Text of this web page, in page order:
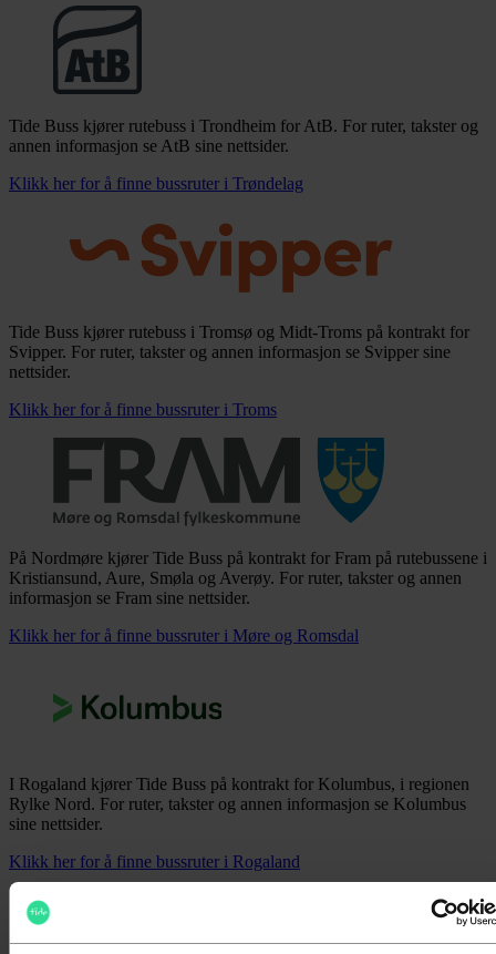
Tide Buss kjører rutebuss i Trondheim for AtB. For ruter, takster og
annen informasjon se AtB sine nettsider.
Klikk her for å finne bussruter i Trøndelag
Tide Buss kjører rutebuss i Tromsø og Midt-Troms på kontrakt for
Svipper. For ruter, takster og annen informasjon se Svipper sine
nettsider.
Klikk her for å finne bussruter i Troms
På Nordmøre kjører Tide Buss på kontrakt for Fram på rutebussene i
Kristiansund, Aure, Smøla og Averøy. For ruter, takster og annen
informasjon se Fram sine nettsider.
Klikk her for å finne bussruter i Møre og Romsdal
I Rogaland kjører Tide Buss på kontrakt for Kolumbus, i regionen
Rylke Nord. For ruter, takster og annen informasjon se Kolumbus
sine nettsider.
Klikk her for å finne bussruter i Rogaland